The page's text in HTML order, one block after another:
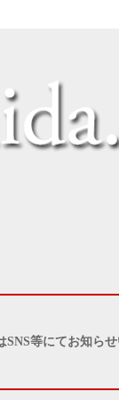
SNS等にてお知ら